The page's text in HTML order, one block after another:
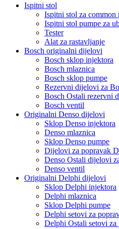
Ispitni stol
Ispitni stol za common
Ispitni stol pumpe za
Tester
Alat za rastavljanje
Bosch originalni dijelovi
Bosch sklop injektora
Bosch mlaznica
Bosch sklop pumpe
Rezervni dijelovi za
Bosch Ostali rezervni
Bosch ventil
Originalni Denso dijelovi
Sklop Denso injektora
Denso mlaznica
Sklop Denso pumpe
Dijelovi za popravak
Denso Ostali dijelovi
Denso ventil
Originalni Delphi dijelovi
Sklop Delphi injektora
Delphi mlaznica
Sklop Delphi pumpe
Delphi setovi za
Delphi Ostali setovi za